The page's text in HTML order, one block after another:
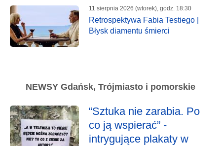
11 sierpnia 2026 (wtorek), godz. 18:30
Retrospektywa Fabia Testiego |
Błysk diamentu śmierci
NEWSY Gdańsk, Trójmiasto i pomorskie
“Sztuka nie zarabia. Po
co ją wspierać” -
intrygujące plakaty w